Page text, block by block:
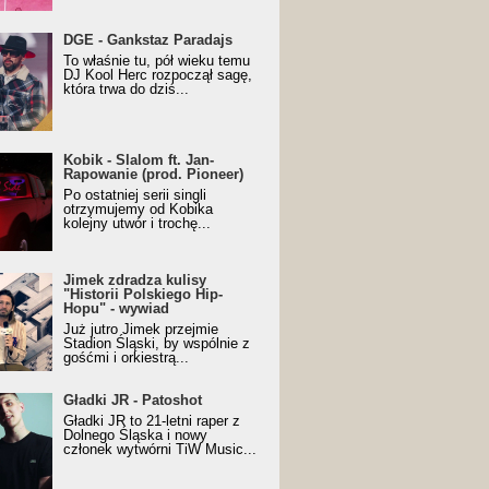
z nagrodą za
Trueschoolowy
Roku (Popkillery 2023)
DGE - Gankstaz Paradajs
To właśnie tu, pół wieku temu
DJ Kool Herc rozpoczął sagę,
która trwa do dziś...
- Slalom ft. Jan-
(prod. Pioneer)
Music Visualiser]
Kobik - Slalom ft. Jan-
Rapowanie (prod. Pioneer)
Po ostatniej serii singli
otrzymujemy od Kobika
kolejny utwór i trochę...
zdradza kulisy "Historii
Hip-Hopu" - wywiad
Jimek zdradza kulisy
"Historii Polskiego Hip-
Hopu" - wywiad
Już jutro Jimek przejmie
Stadion Śląski, by wspólnie z
gośćmi i orkiestrą...
JR - Patoshot
Gładki JR - Patoshot
Gładki JR to 21-letni raper z
Dolnego Śląska i nowy
członek wytwórni TiW Music...